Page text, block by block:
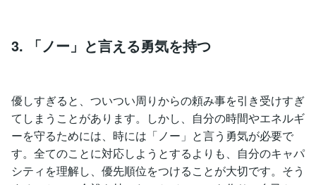
3. 「ノー」と言える勇気を持つ
優しすぎると、ついつい周りからの頼み事を引き受けすぎ
てしまうことがあります。しかし、自分の時間やエネルギ
ーを守るためには、時には「ノー」と言う勇気が必要で
す。全てのことに対応しようとするよりも、自分のキャパ
シティを理解し、優先順位をつけることが大切です。そう